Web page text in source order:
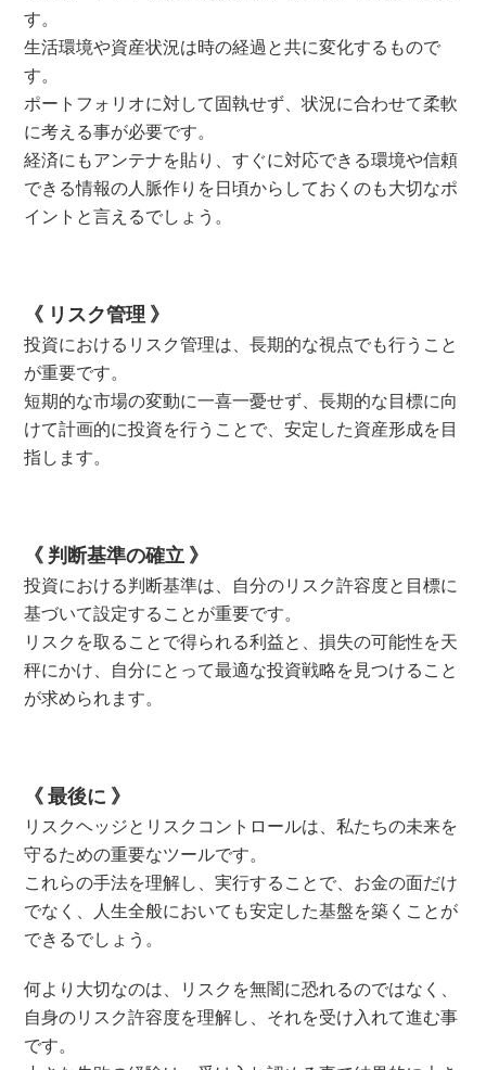
す。
生活環境や資産状況は時の経過と共に変化するもので
す。
ポートフォリオに対して固執せず、状況に合わせて柔軟
に考える事が必要です。
経済にもアンテナを貼り、すぐに対応できる環境や信頼
できる情報の人脈作りを日頃からしておくのも大切なポ
イントと言えるでしょう。
《 リスク管理 》
投資におけるリスク管理は、長期的な視点でも行うこと
が重要です。
短期的な市場の変動に一喜一憂せず、長期的な目標に向
けて計画的に投資を行うことで、安定した資産形成を目
指します。
《 判断基準の確立 》
投資における判断基準は、自分のリスク許容度と目標に
基づいて設定することが重要です。
リスクを取ることで得られる利益と、損失の可能性を天
秤にかけ、自分にとって最適な投資戦略を見つけること
が求められます。
《 最後に 》
リスクヘッジとリスクコントロールは、私たちの未来を
守るための重要なツールです。
これらの手法を理解し、実行することで、お金の面だけ
でなく、人生全般においても安定した基盤を築くことが
できるでしょう。
何より大切なのは、リスクを無闇に恐れるのではなく、
自身のリスク許容度を理解し、それを受け入れて進む事
です。